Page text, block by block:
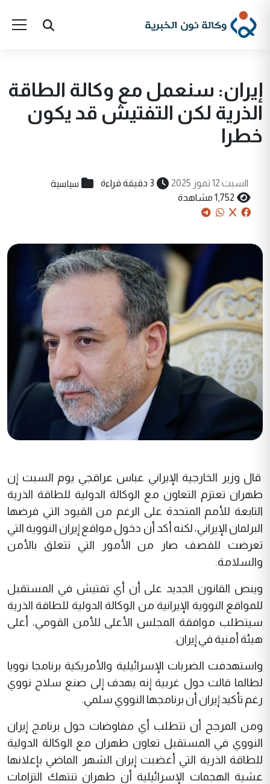
إيران: سنعمل مع وكالة الطاقة
الذرية لكن التفتيش قد يكون
خطرا
السبت 12 تموز 2025 3 دقيقة قراءة سياسية
1,752 مشاهدة
قال وزير الخارجية الإيراني عباس عراقجي يوم السبت إن
طهران تعتزم التعاون مع الوكالة الدولية للطاقة الذرية
التابعة للأمم المتحدة على الرغم من القيود التي فرضها
البرلمان الإيراني، لكنه أكد أن دخول مواقع إيران النووية التي
تعرضت للقصف صار من الأمور التي تتعلق بالأمن
والسلامة.
وينص القانون الجديد على أن أي تفتيش في المستقبل
للمواقع النووية الإيرانية من الوكالة الدولية للطاقة الذرية
سيتطلب موافقة المجلس الأعلى للأمن القومي، أعلى
هيئة أمنية في إيران.
واستهدفت الضربات الإسرائيلية والأمريكية برنامجا نوويا
لطالما قالت دول غربية إنه يهدف إلى صنع سلاح نووي
رغم تأكيد إيران أن برنامجها النووي سلمي.
ومن المرجح أن تتطلب أي مفاوضات حول برنامج إيران
النووي في المستقبل تعاون طهران مع الوكالة الدولية
للطاقة الذرية التي أغضبت إيران الشهر الماضي بإعلانها
عشية الهجمات الإسرائيلية أن طهران تنتهك التزامات